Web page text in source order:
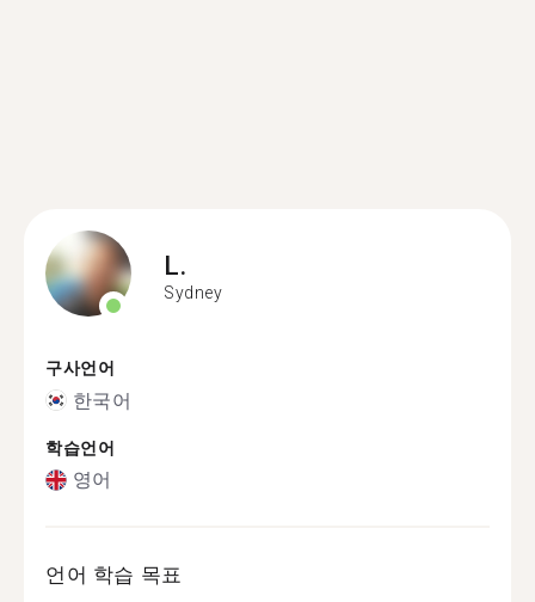
L.
Sydney
구사언어
한국어
학습언어
영어
언어 학습 목표